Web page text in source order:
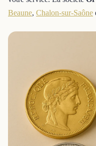
Beaune, Chalon-sur-Saône